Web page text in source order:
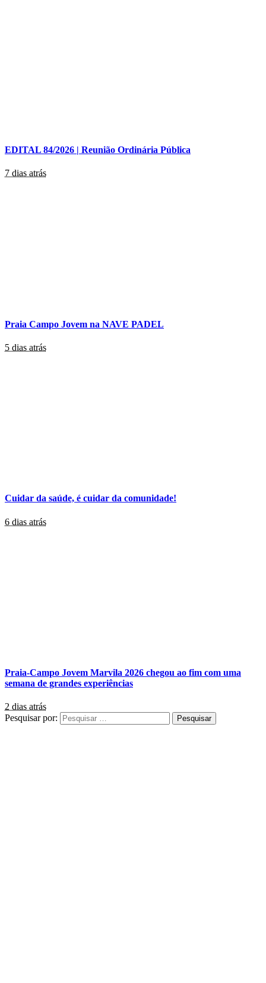
EDITAL 84/2026 | Reunião Ordinária Pública
7 dias atrás
Praia Campo Jovem na NAVE PADEL
5 dias atrás
Cuidar da saúde, é cuidar da comunidade!
6 dias atrás
Praia-Campo Jovem Marvila 2026 chegou ao fim com uma
semana de grandes experiências
2 dias atrás
Pesquisar por: